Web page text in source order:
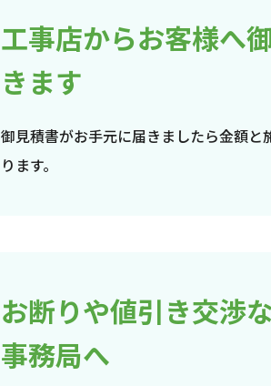
工事店からお客様へ
きます
御見積書がお手元に届きましたら金額
ります。
お断りや値引き交渉
事務局へ